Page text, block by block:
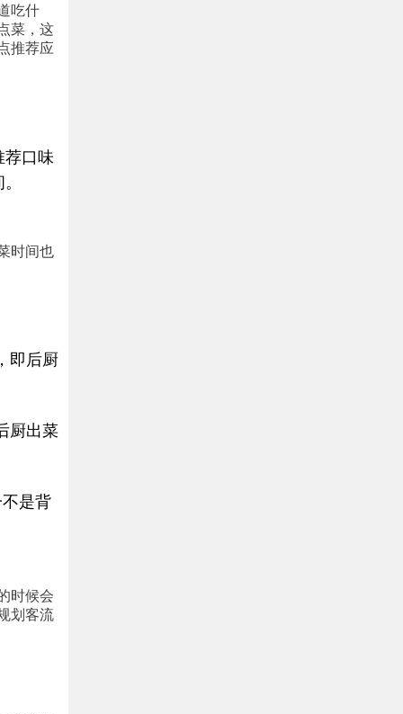
吃什
菜，这
推荐应
荐口味
时间也
即后厨
厨出菜
是背
时候会
划客流